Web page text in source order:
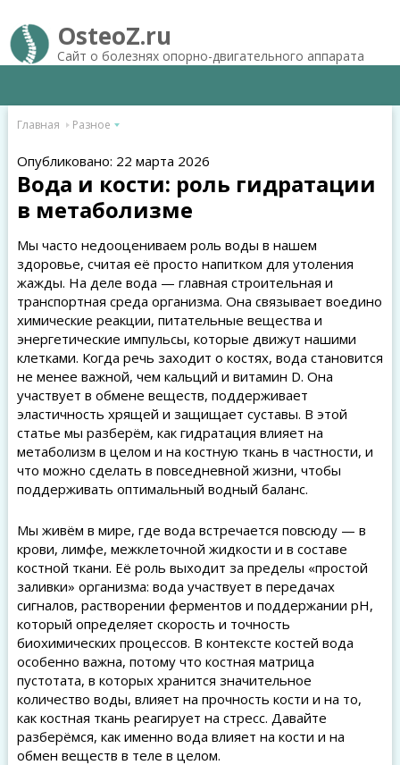
OsteoZ.ru
Сайт о болезнях опорно-двигательного аппарата
Главная Разное
Опубликовано: 22 марта 2026
Вода и кости: роль гидратации
в метаболизме
Мы часто недооцениваем роль воды в нашем
здоровье, считая её просто напитком для утоления
жажды. На деле вода — главная строительная и
транспортная среда организма. Она связывает воедино
химические реакции, питательные вещества и
энергетические импульсы, которые движут нашими
клетками. Когда речь заходит о костях, вода становится
не менее важной, чем кальций и витамин D. Она
участвует в обмене веществ, поддерживает
эластичность хрящей и защищает суставы. В этой
статье мы разберём, как гидратация влияет на
метаболизм в целом и на костную ткань в частности, и
что можно сделать в повседневной жизни, чтобы
поддерживать оптимальный водный баланс.
Мы живём в мире, где вода встречается повсюду — в
крови, лимфе, межклеточной жидкости и в составе
костной ткани. Её роль выходит за пределы «простой
заливки» организма: вода участвует в передачах
сигналов, растворении ферментов и поддержании pH,
который определяет скорость и точность
биохимических процессов. В контексте костей вода
особенно важна, потому что костная матрица
пустотата, в которых хранится значительное
количество воды, влияет на прочность кости и на то,
как костная ткань реагирует на стресс. Давайте
разберёмся, как именно вода влияет на кости и на
обмен веществ в теле в целом.